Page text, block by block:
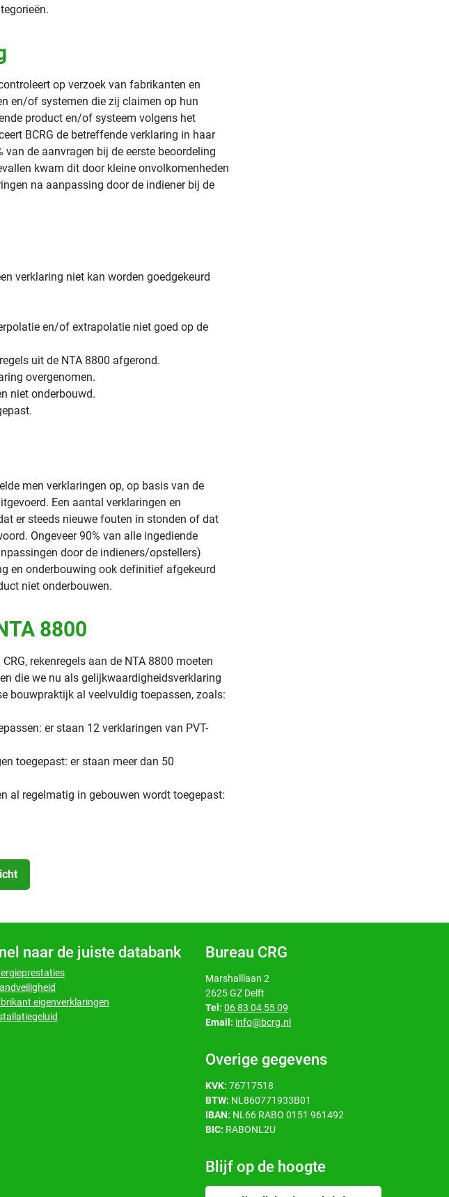
op verzoek van fabrikanten en
en/of systemen die zij claimen op hun
product en/of systeem volgens het
BCRG de betreffende verklaring in haar
de aanvragen bij de eerste beoordeling
kwam dit door kleine onvolkomenheden
na aanpassing door de indiener bij de
verklaring niet kan worden goedgekeurd
en/of extrapolatie niet goed op de
uit de NTA 8800 afgerond.
overgenomen.
niet onderbouwd.
men verklaringen op, op basis van de
Een aantal verklaringen en
er steeds nieuwe fouten in stonden of dat
Ongeveer 90% van alle ingediende
door de indieners/opstellers)
en onderbouwing ook definitief afgekeurd
niet onderbouwen.
8800
rekenregels aan de NTA 8800 moeten
die we nu als gelijkwaardigheidsverklaring
bouwpraktijk al veelvuldig toepassen, zoals:
er staan 12 verklaringen van PVT-
toegepast: er staan meer dan 50
al regelmatig in gebouwen wordt toegepast:
naar de juiste databank
eigenverklaringen
Bureau CRG
Marshalllaan 2
2625 GZ Delft
Tel: 06 83 04 55 09
Email: info@bcrg.nl
Overige gegevens
KVK: 76717518
BTW: NL860771933B01
IBAN: NL66 RABO 0151 961492
BIC: RABONL2U
Blijf op de hoogte